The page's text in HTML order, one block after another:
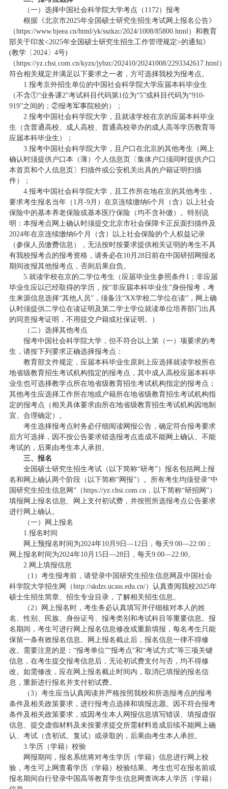
（一）选择中国社会科学院大学考点（1172）报考
根据《北京市2025年全国硕士研究生招生考试网上报名公告》
（https://www.bjeea.cn/html/yk/sszkzc/2024/1008/85800.html）和教育
部关于印发<2025年全国硕士研究生招生工作管理规定>的通知》
(教学〔2024〕4号)
（https://yz.chsi.com.cn/kyzx/jybzc/202410/20241008/2293342617.html）
符合相关规定并满足以下要求之一者，方可选择我校为报考点。
1.报考京外招生单位的中国社会科学院大学应届本科毕业生
（不含①“业务课2”考试科目代码第1位为“5”或科目代码为“910-
919”之间的；②报考军事院校的）；
2.报考中国社会科学院大学，且就读学校在京的应届本科毕业
生（含普通高校、成人高校、普通高校举办的成人高等学历教育等
应届本科毕业生）；
3.报考中国社会科学院大学，且户口在北京的其他考生（网上
确认时须提供户口本（薄）个人信息页〔集体户口须同时提供户口
本首页和个人信息页〕扫描件或公安机关出具的户籍证明扫描
件）；
4.报考中国社会科学院大学，且工作所在地在京的其他考生，
要求考生报名当年（1月-9月）在京连续缴纳6个月（含）以上社会
保险中的基本养老保险或基本医疗保险（均不含补缴）。特别说
明：本报考点网上确认时须提交北京市社会保障卡正反面扫描件及
2024年在京连续缴纳6个月（含）以上社会保险的个人权益记录
（参保人员缴费信息），无法按时按要求提供相关证明的考生不具
有我校报考点的报考资格，请务必在10月28日前在中国研招网报名
期间改报其他报考点，否则后果自负。
5.就读学校在京的二学位考生（应届毕业生参照条件1；非应届
毕业生应以已经取得的学历，按“非应届本科毕业生”身份报考，考
生来源信息选择“其他人员”，须备注“XX学校二学位在读”，网上确
认时须提供二学位在读证明及第二学士学位就读单位培养部门出具
的同意报考证明，不用提交户籍或社保证明。）
（二）选择其他考点
报考中国社会科学院大学，但不符合以上第（一）项要求的考
生，请按下列要求正确选择报考点：
教育部文件规定，应届本科毕业生原则上应选择就读学校所在
地省级教育招生考试机构指定的报考点，其中成人高校应届本科毕
业生也可选择教学点所在地省级教育招生考试机构指定的报考点；
其他考生应选择工作所在地或户籍所在地省级教育招生考试机构指
定的报考点（相关具体要求由所在地省级教育招生考试机构因地制
宜、合理确定）。
考生选择报考点时务必仔细阅读网报公告，确定符合报考要求
后方可选择，因不按公告要求错选报考点造成不能网上确认、不能
考试的，后果由考生本人承担。
三、报名
全国硕士研究生招生考试（以下简称“研考”）报名包括网上报
名和网上确认两个阶段（以下简称“网报”）。所有考生均须登录“中
国研究生招生信息网”（https://yz.chsi.com.cn，以下简称“研招网”）
填报网上报名信息、网上支付初试费，并按照所选报考点公告要求
进行网上确认。
（一）网上报名
1.报名时间
网上预报名时间为2024年10月9日—12日，每天9:00—22:00；
网上报名时间为2024年10月15日—28日，每天9:00—22:00。
2.网上填报信息
（1）考生报考前，请登录中国研究生招生信息网及中国社会
科学院大学招生网（http://skdzs.ucass.edu.cn/）认真查阅我校2025年
硕士生招生简章、招生专业目录，了解相关招生信息。
（2）网上报名时，考生务必认真填写并仔细核对本人的姓
名、性别、民族、身份证号、报考类别和考试科目等重要信息。报
名期间，考生可进行网上报名信息修改或重新填报，每名考生只能
保留一条有效报名信息。网上报名截止后，报名信息一律不得修
改。需要注意的是：“报考单位”“报考点”和“考试方式”等三项关键
信息，在考生提交报考信息后，无论初试费支付与否，均不得修
改。如需修改，应在网上报名截止时间内，取消已填报的报名信
息，重新进行报名并支付初试费。
（3）考生应当认真阅读并严格按照我校和所选报考点的报考
条件及相关政策要求，进行报考点选择和填报志愿。因不符合报考
条件及相关政策要求，或因考生本人网报信息填写错误、填报虚假
信息、提交虚假材料及未按要求提交所需材料造成后续不能网上确
认、考试（含初试、复试）或录取的，后果由考生本人承担。
3.学历（学籍）校验
网报期间，报名系统将对考生学历（学籍）信息进行网上校
验，考生可上网查看学历（学籍）校验结果。考生也可在报名前或
报名期间自行登录中国高等教育学生信息网查询本人学历（学籍）